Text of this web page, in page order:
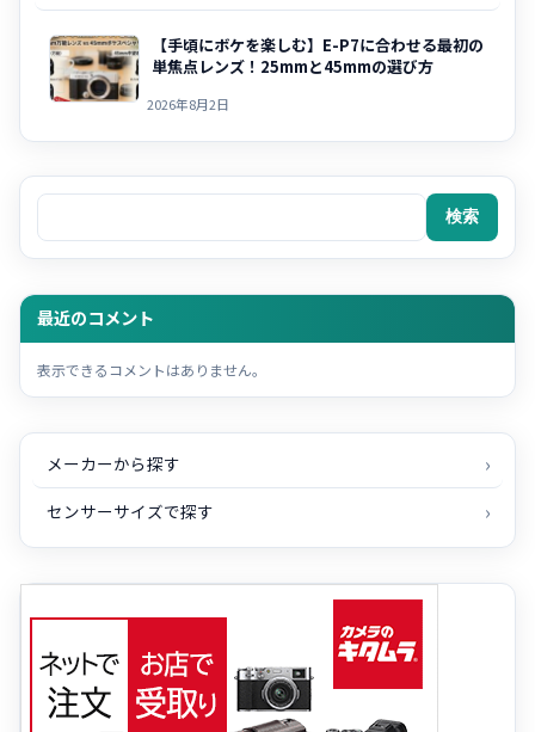
【手頃にボケを楽しむ】E-P7に合わせる最初の
単焦点レンズ！25mmと45mmの選び方
2026年8月2日
検索
検索
最近のコメント
表示できるコメントはありません。
メーカーから探す
センサーサイズで探す